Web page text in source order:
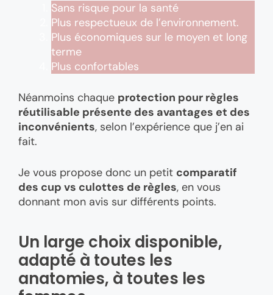
Sans risque pour la santé
Plus respectueux de l’environnement.
Plus économiques sur le moyen et long
terme
Plus confortables
Néanmoins chaque protection pour règles
réutilisable présente des avantages et des
inconvénients, selon l’expérience que j’en ai
fait.
Je vous propose donc un petit comparatif
des cup vs culottes de règles, en vous
donnant mon avis sur différents points.
Un large choix disponible,
adapté à toutes les
anatomies, à toutes les